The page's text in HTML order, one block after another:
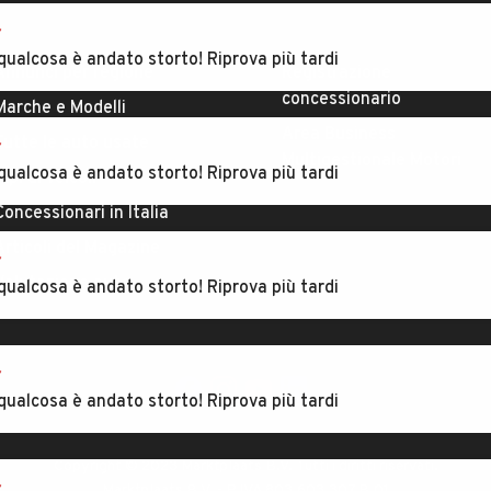
per regione
le auto usate
di veicoli
in Italia
del Magazine
auto
Registrazione
Area Business
Marktplaats B.V. - P.IVA 803.603.307.B.01
è andato storto! Riprova più tardi
è andato storto! Riprova più tardi
è andato storto! Riprova più tardi
è andato storto! Riprova più tardi